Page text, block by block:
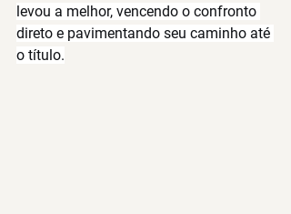
levou a melhor, vencendo o confronto
direto e pavimentando seu caminho até
o título.